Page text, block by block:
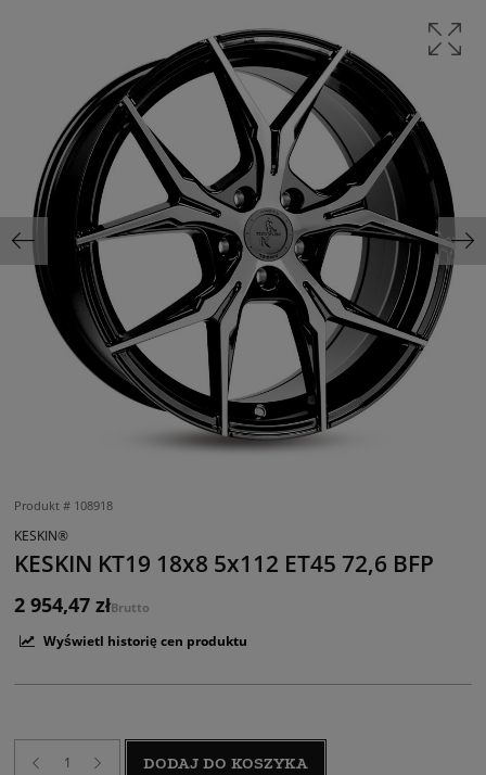
Produkt # 108918
KESKIN®
KESKIN KT19 18x8 5x112 ET45 72,6 BFP
2 954,47 złBrutto
Wyświetl historię cen produktu
DODAJ DO KOSZYKA